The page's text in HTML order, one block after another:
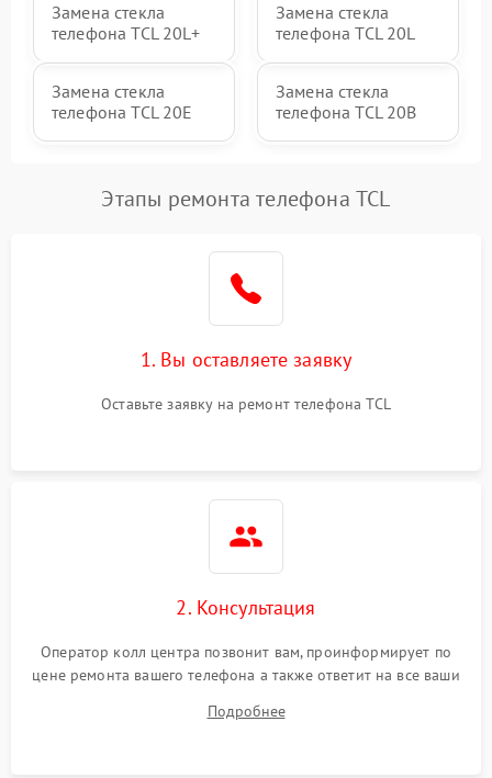
Замена стекла
телефона TCL 20L+
Замена стекла
телефона TCL 20L
Замена стекла
телефона TCL 20E
Замена стекла
телефона TCL 20B
Этапы ремонта телефона TCL
1. Вы оставляете заявку
Оставьте заявку на ремонт телефона TCL
2. Консультация
Оператор колл центра позвонит вам, проинформирует по
цене ремонта вашего телефона а также ответит на все ваши
Подробнее